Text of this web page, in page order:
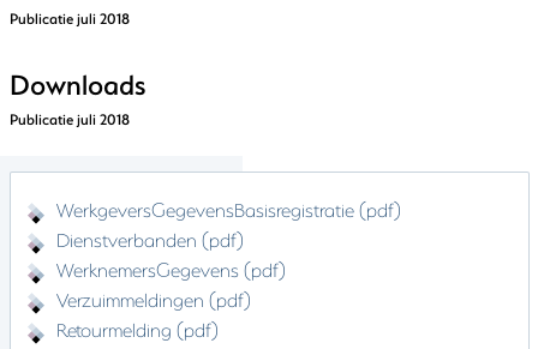
Publicatie juli 2018
Downloads
Publicatie juli 2018
WerkgeversGegevensBasisregistratie (pdf)
Dienstverbanden (pdf)
WerknemersGegevens (pdf)
Verzuimmeldingen (pdf)
Retourmelding (pdf)